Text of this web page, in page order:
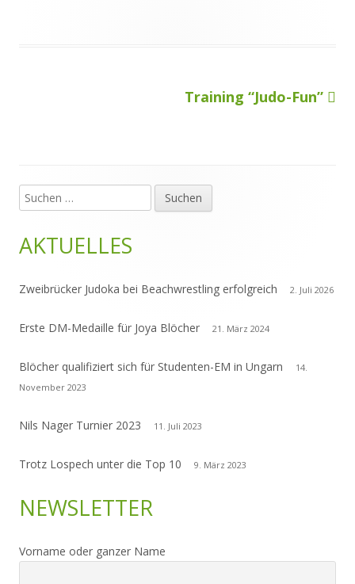
BeitragsnavigationNächster
Training “Judo-Fun”
Haupt-
Seitenleiste
Suchen
nach:
AKTUELLES
Zweibrücker Judoka bei Beachwrestling erfolgreich 2. Juli 2026
Erste DM-Medaille für Joya Blöcher 21. März 2024
Blöcher qualifiziert sich für Studenten-EM in Ungarn
14.
November 2023
Nils Nager Turnier 2023 11. Juli 2023
Trotz Lospech unter die Top 10 9. März 2023
NEWSLETTER
Vorname oder ganzer Name